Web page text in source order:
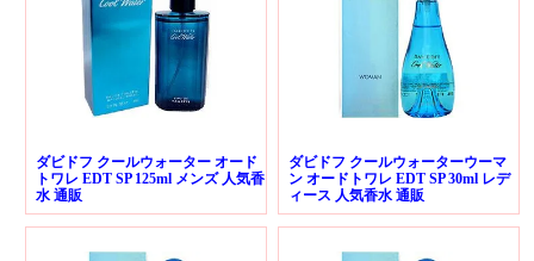
ダビドフ クールウォーター オード
トワレ EDT SP 125ml メンズ 人気香
水 通販
ダビドフ クールウォーターウーマ
ン オードトワレ EDT SP 30ml レデ
ィース 人気香水 通販